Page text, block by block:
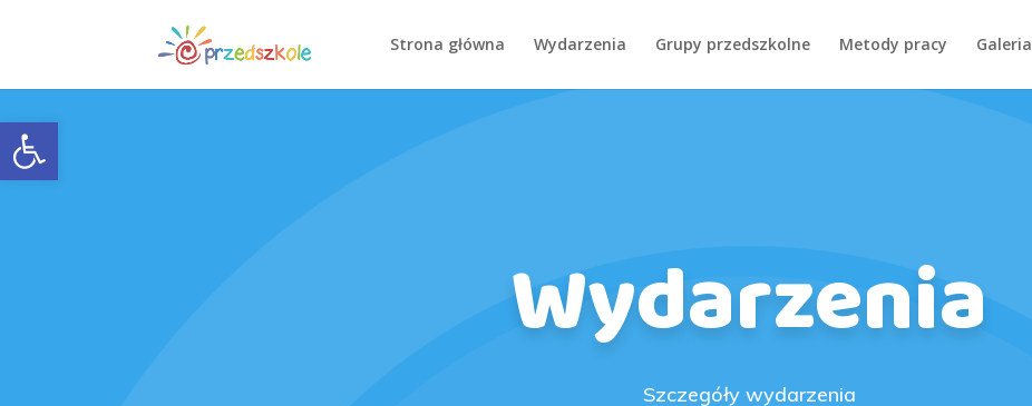
Open toolbar
Strona główna Wydarzenia Grupy przedszkolne Metody pracy Galeria
Wydarzenia
Szczegóły wydarzenia